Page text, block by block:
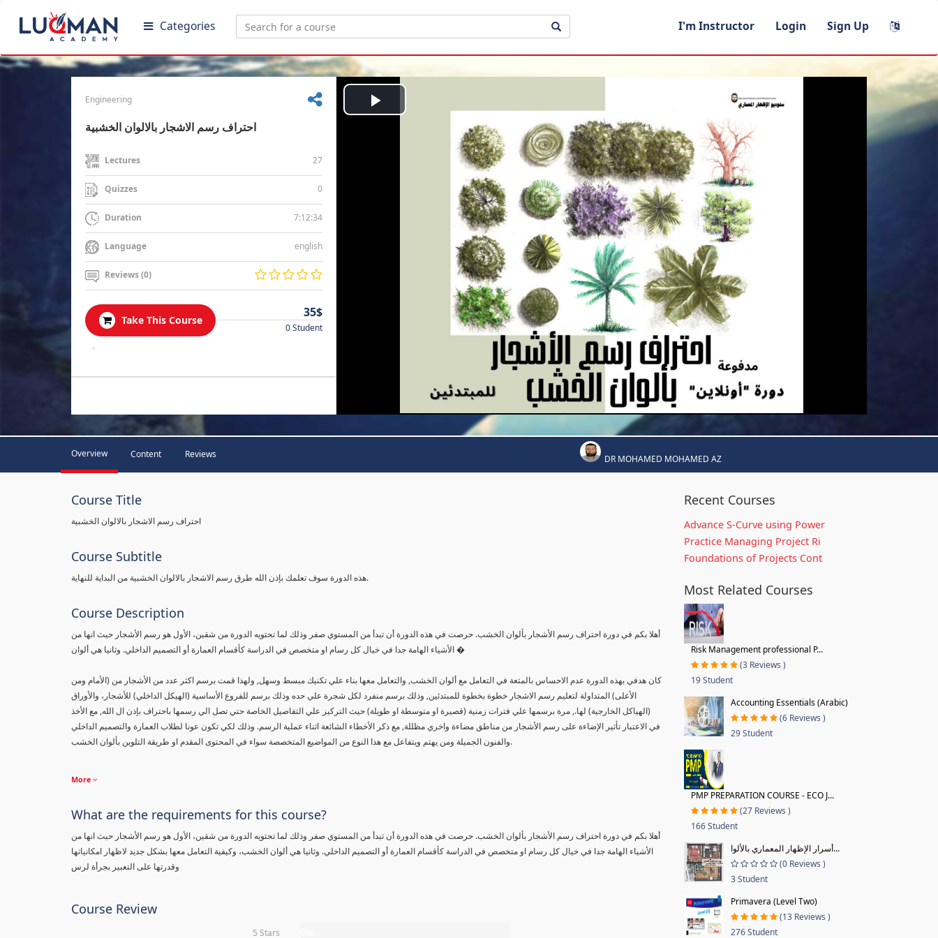
Categories I'm Instructor Login Sign Up
Engineering
احتراف رسم الاشجار بالالوان الخشبية
Lectures 27
Quizzes 0
Duration 7:12:34
Language english
Reviews (0)
Take This Course
35$
0 Student
.
Play
Overview Content Reviews DR MOHAMED MOHAMED AZ
Course Title
احتراف رسم الاشجار بالالوان الخشبية
Course Subtitle
هذه الدورة سوف تعلمك بإذن الله طرق رسم الاشجار بالالوان الخشبية من البداية للنهاية.
Course Description
أهلا بكم في دورة احتراف رسم الأشجار بألوان الخشب. حرصت في هذه الدورة أن تبدأ من المستوي صفر وذلك لما تحتويه الدورة من شقين، الأول هو رسم الأشجار حيث انها من
الأشياء الهامة جدا في خيال كل رسام او متخصص في الدراسة كأقسام العمارة أو التصميم الداخلي. وثانيا هي ألوان �
كان هدفي بهذه الدورة عدم الاحساس بالمتعة في التعامل مع ألوان الخشب, والتعامل معها بناء علي تكنيك مبسط وسهل, ولهذا قمت برسم اكثر عدد من الأشجار من (الأمام ومن
الأعلى) المتداولة لتعليم رسم الاشجار خطوة بخطوة للمبتدئين, وذلك برسم منفرد لكل شجرة علي حده وذلك برسم للفروع الأساسية (الهيكل الداخلي) للأشجار، والأوراق
(الهياكل الخارجية) لها., مرة برسمها علي فترات زمنية (قصيرة او متوسطة او طويلة) حيث التركيز علي التفاصيل الخاصة حتي تصل الي رسمها باحتراف بإذن ال الله, مع الأخذ
في الاعتبار تأثير الإضاءة على رسم الأشجار من مناطق مضاءة واخري مظللة, مع ذكر الأخطاء الشائعة اثناء عملية الرسم. وذلك لكي تكون عونا لطلاب العمارة والتصميم الداخلي
والفنون الجميلة ومن يهتم ويتفاعل مع هذا النوع من المواضيع المتخصصة سواء في المحتوى المقدم او طريقة التلوين بألوان الخشب.
More
What are the requirements for this course?
أهلا بكم في دورة احتراف رسم الأشجار بألوان الخشب. حرصت في هذه الدورة أن تبدأ من المستوي صفر وذلك لما تحتويه الدورة من شقين، الأول هو رسم الأشجار حيث انها من
الأشياء الهامة جدا في خيال كل رسام او متخصص في الدراسة كأقسام العمارة أو التصميم الداخلي. وثانيا هي ألوان الخشب، وكيفية التعامل معها بشكل جديد لاظهار امكانياتها
وقدرتها على التعبير بجرأة لرس
Course Review
5 Stars
Recent Courses
Advance S-Curve using Power
Practice Managing Project Ri
Foundations of Projects Cont
Most Related Courses
Risk Management professional P...
(3 Reviews )
19 Student
Accounting Essentials (Arabic)
(6 Reviews )
29 Student
PMP PREPARATION COURSE - ECO J...
(27 Reviews )
166 Student
أسرار الإظهار المعماري بالألوا...
(0 Reviews )
3 Student
Primavera (Level Two)
(13 Reviews )
276 Student